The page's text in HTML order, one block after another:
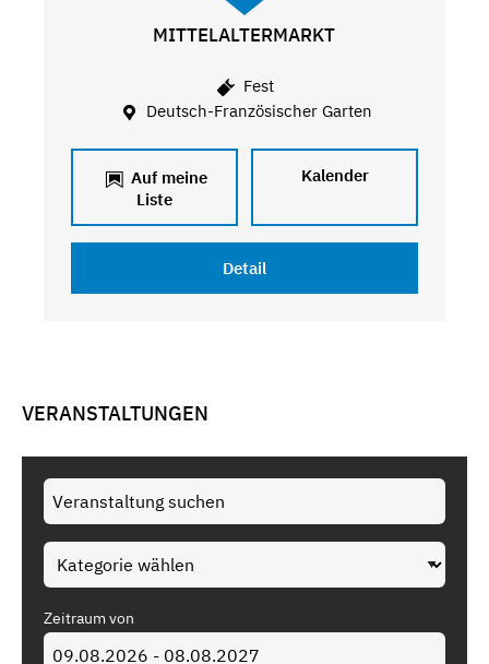
MITTELALTERMARKT
Fest
Deutsch-Französischer Garten
Auf meine
Liste
Kalender
Detail
VERANSTALTUNGEN
Zeitraum von